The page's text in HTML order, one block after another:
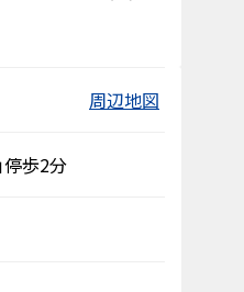
周辺地図
停歩2分